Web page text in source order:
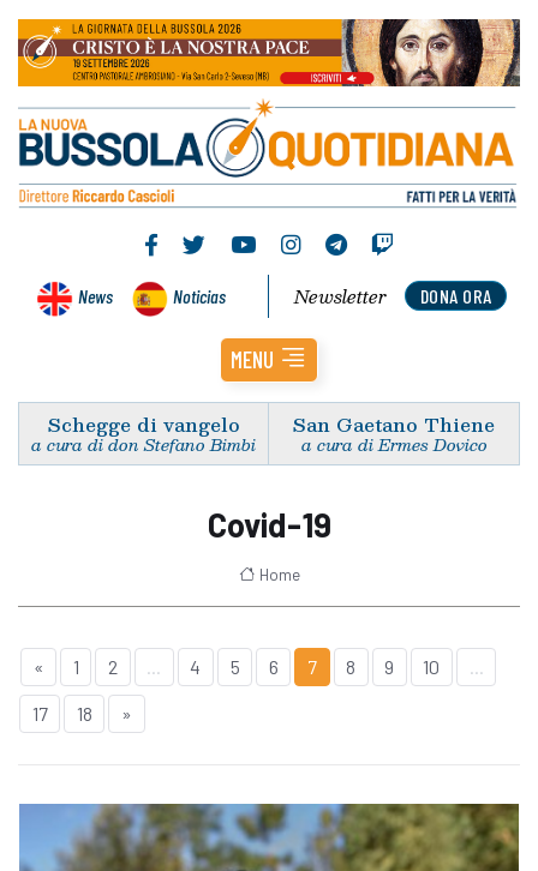
News Noticias DONA ORA
Newsletter
MENU
Schegge di vangelo
a cura di don Stefano Bimbi
San Gaetano Thiene
a cura di Ermes Dovico
Covid-19
Home
« 1 2 4 5 6 7 8 9 10
17 18 »